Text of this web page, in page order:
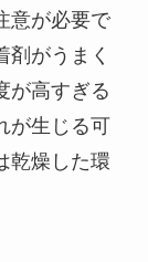
意が必要で
剤がうまく
が高すぎる
が生じる可
乾燥した環